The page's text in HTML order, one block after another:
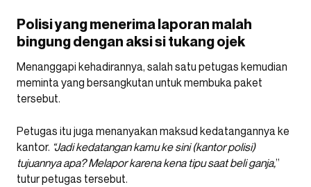
Polisi yang menerima laporan malah
bingung dengan aksi si tukang ojek
Menanggapi kehadirannya, salah satu petugas kemudian
meminta yang bersangkutan untuk membuka paket
tersebut.
Petugas itu juga menanyakan maksud kedatangannya ke
kantor. “Jadi kedatangan kamu ke sini (kantor polisi)
tujuannya apa? Melapor karena kena tipu saat beli ganja,”
tutur petugas tersebut.